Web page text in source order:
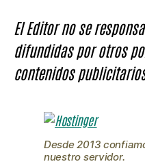
El Editor no se
difundidas por otros
contenidos
Desde 2013
nuestro servidor.